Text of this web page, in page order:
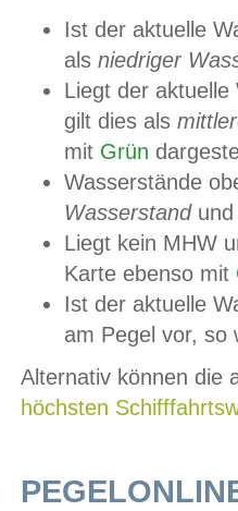
Ist der aktuelle
als niedriger
Liegt der
gilt dies als
mit Grün
Wasserstände
Wasserstandund
Liegt kein MHW
Karte ebenso mit
Ist der aktuelle
am Pegel vor,
Alternativ können die
höchsten